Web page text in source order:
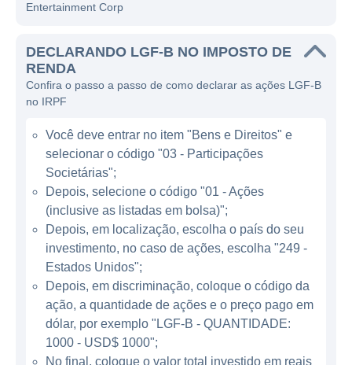
com sucessos notáveis como a franquia
"Crepúsculo". Além disso, a Lions Gate atua
na produção de séries de TV, incluindo
conteúdos premiados que são exibidos em
produz os conteúdos, mas também se
envolve ativamente na sua distribuição,
operando tanto em cinemas quanto em
plataformas digitais, o que garante sua
presença em diversos canais de distribuição.
ATUAÇÃO DA LIONS GATE
A Lions Gate Entertainment possui um
modelo de negócios diversificado, que
abrange tanto a produção cinematográfica
Entertainment Corp
DECLARANDO LGF-B NO IMPOSTO DE
RENDA
Confira o passo a passo de como declarar as ações LGF-B
no IRPF
Você deve entrar no item "Bens e Direitos" e
selecionar o código "03 - Participações
Societárias";
Depois, selecione o código "01 - Ações
(inclusive as listadas em bolsa)";
Depois, em localização, escolha o país do seu
investimento, no caso de ações, escolha "249 -
Estados Unidos";
Depois, em discriminação, coloque o código da
ação, a quantidade de ações e o preço pago em
dólar, por exemplo "LGF-B - QUANTIDADE:
1000 - USD$ 1000";
No final, coloque o valor total investido em reais